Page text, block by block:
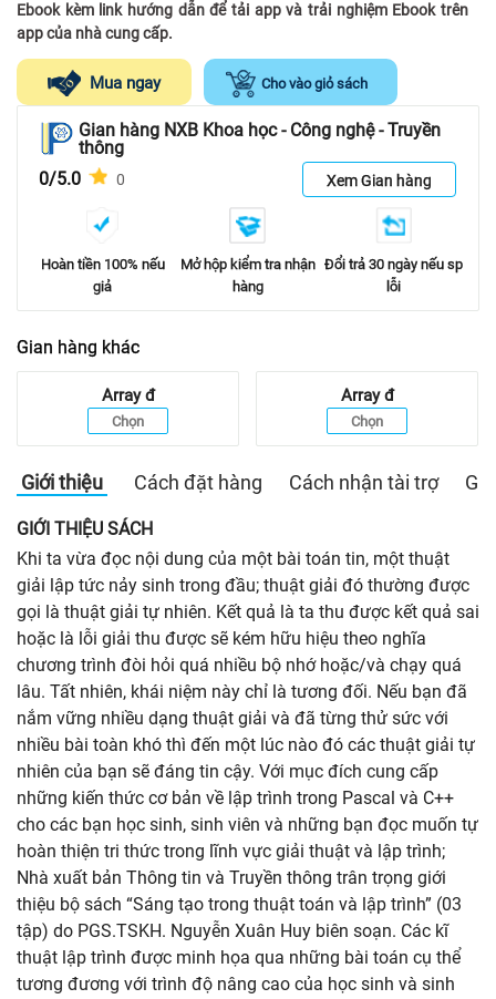
Ebook kèm link hướng dẫn để tải app và trải nghiệm Ebook trên
app của nhà cung cấp.
Mua ngay Cho vào giỏ sách
Gian hàng NXB Khoa học - Công nghệ - Truyền
thông
0/5.0
0 Xem Gian hàng
Hoàn tiền 100% nếu
giả
Mở hộp kiểm tra nhận
hàng
Đổi trả 30 ngày nếu sp
lỗi
Gian hàng khác
Arrayđ
Chọn
Arrayđ
Chọn
Giới thiệu Cách đặt hàng Cách nhận tài trợ
GIỚI THIỆU SÁCH
Khi ta vừa đọc nội dung của một bài toán tin, một thuật
giải lập tức nảy sinh trong đầu; thuật giải đó thường được
gọi là thuật giải tự nhiên. Kết quả là ta thu được kết quả sai
hoặc là lỗi giải thu được sẽ kém hữu hiệu theo nghĩa
chương trình đòi hỏi quá nhiều bộ nhớ hoặc/và chạy quá
lâu. Tất nhiên, khái niệm này chỉ là tương đối. Nếu bạn đã
nắm vững nhiều dạng thuật giải và đã từng thử sức với
nhiều bài toàn khó thì đến một lúc nào đó các thuật giải tự
nhiên của bạn sẽ đáng tin cậy. Với mục đích cung cấp
những kiến thức cơ bản về lập trình trong Pascal và C++
cho các bạn học sinh, sinh viên và những bạn đọc muốn tự
hoàn thiện tri thức trong lĩnh vực giải thuật và lập trình;
Nhà xuất bản Thông tin và Truyền thông trân trọng giới
thiệu bộ sách “Sáng tạo trong thuật toán và lập trình” (03
tập) do PGS.TSKH. Nguyễn Xuân Huy biên soạn. Các kĩ
thuật lập trình được minh họa qua những bài toán cụ thể
tương đương với trình độ nâng cao của học sinh và sinh